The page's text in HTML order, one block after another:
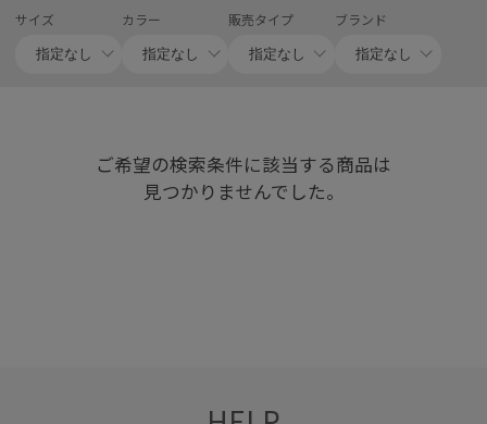
サイズ カラー 販売タイプ ブランド
ご希望の検索条件に該当する商品は
見つかりませんでした。